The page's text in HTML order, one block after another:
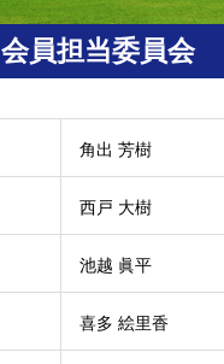
会員担当委員会
角出 芳樹
西戸 大樹
池越 眞平
喜多 絵里香